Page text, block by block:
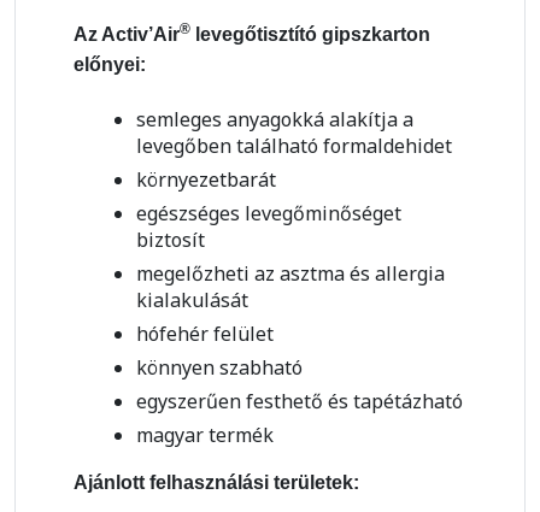
Az Activ’Air® levegőtisztító gipszkarton
előnyei:
semleges anyagokká alakítja a
levegőben található formaldehidet
környezetbarát
egészséges levegőminőséget
biztosít
megelőzheti az asztma és allergia
kialakulását
hófehér felület
könnyen szabható
egyszerűen festhető és tapétázható
magyar termék
Ajánlott felhasználási területek: